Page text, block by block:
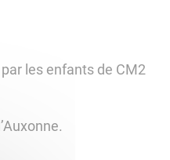
les enfants de CM2